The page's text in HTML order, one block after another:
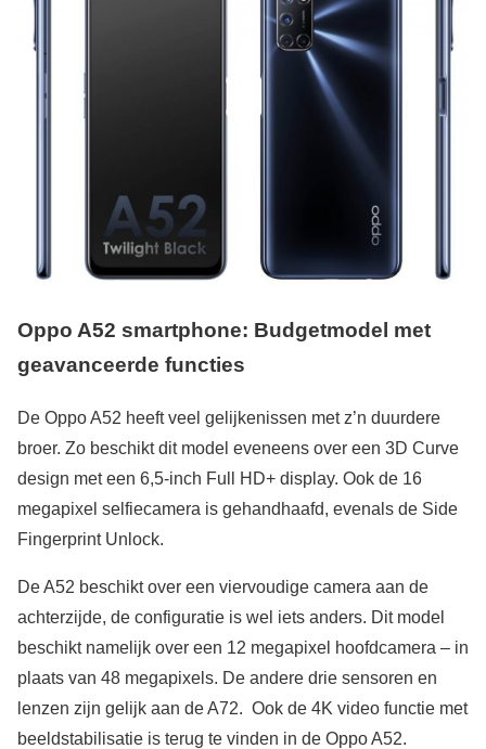
Oppo A52 smartphone: Budgetmodel met
geavanceerde functies
De Oppo A52 heeft veel gelijkenissen met z’n duurdere
broer. Zo beschikt dit model eveneens over een 3D Curve
design met een 6,5-inch Full HD+ display. Ook de 16
megapixel selfiecamera is gehandhaafd, evenals de Side
Fingerprint Unlock.
De A52 beschikt over een viervoudige camera aan de
achterzijde, de configuratie is wel iets anders. Dit model
beschikt namelijk over een 12 megapixel hoofdcamera – in
plaats van 48 megapixels. De andere drie sensoren en
lenzen zijn gelijk aan de A72. Ook de 4K video functie met
beeldstabilisatie is terug te vinden in de Oppo A52.